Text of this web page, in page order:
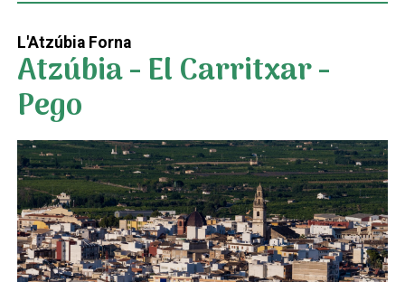
L'Atzúbia Forna
Atzúbia - El Carritxar -
Pego